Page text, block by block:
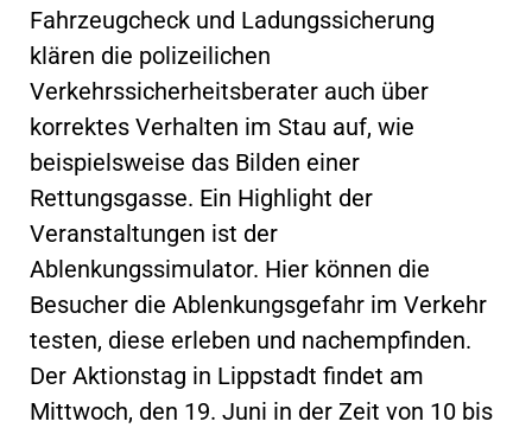
Fahrzeugcheck und Ladungssicherung
klären die polizeilichen
Verkehrssicherheitsberater auch über
korrektes Verhalten im Stau auf, wie
beispielsweise das Bilden einer
Rettungsgasse. Ein Highlight der
Veranstaltungen ist der
Ablenkungssimulator. Hier können die
Besucher die Ablenkungsgefahr im Verkehr
testen, diese erleben und nachempfinden.
Der Aktionstag in Lippstadt findet am
Mittwoch, den 19. Juni in der Zeit von 10 bis